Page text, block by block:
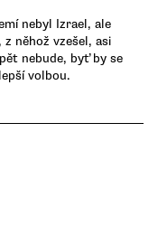
nebyl Izrael, ale
něhož vzešel, asi
nebude, byť by se
volbou.